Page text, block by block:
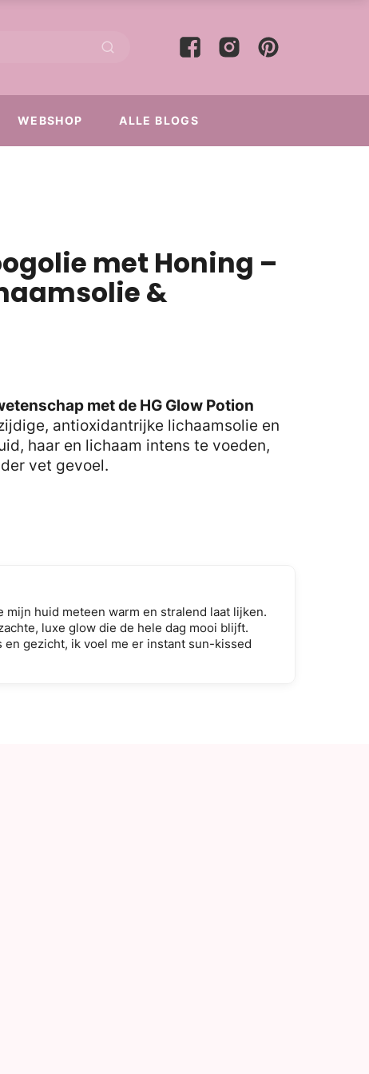
WEBSHOP ALLE BLOGS
met Honing –
&
met de HG Glow Potion
antioxidantrijke lichaamsolie en
haar en lichaam intens te voeden,
vet gevoel.
mijn huid meteen warm en stralend laat lijken.
luxe glow die de hele dag mooi blijft.
gezicht, ik voel me er instant sun-kissed